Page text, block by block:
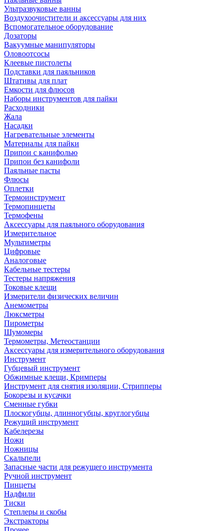
Ультразвуковые ванны
Воздухоочистители и аксессуары для них
Вспомогательное оборудование
Дозаторы
Вакуумные манипуляторы
Оловоотсосы
Клеевые пистолеты
Подставки для паяльников
Штативы для плат
Емкости для флюсов
Наборы инструментов для пайки
Расходники
Жала
Насадки
Нагревательные элементы
Материалы для пайки
Припои с канифолью
Припои без канифоли
Паяльные пасты
Флюсы
Оплетки
Термоинструмент
Термопинцеты
Термофены
Аксессуары для паяльного оборудования
Измерительное
Мультиметры
Цифровые
Аналоговые
Кабельные тестеры
Тестеры напряжения
Токовые клещи
Измерители физических величин
Анемометры
Люксметры
Пирометры
Шумомеры
Термометры, Метеостанции
Аксессуары для измерительного оборудования
Инструмент
Губцевый инструмент
Обжимные клещи, Кримперы
Инструмент для снятия изоляции, Стрипперы
Бокорезы и кусачки
Сменные губки
Плоскогубцы, длинногубцы, круглогубцы
Режущий инструмент
Кабелерезы
Ножи
Ножницы
Скальпели
Запасные части для режущего инструмента
Ручной инструмент
Пинцеты
Надфили
Тиски
Степлеры и скобы
Экстракторы